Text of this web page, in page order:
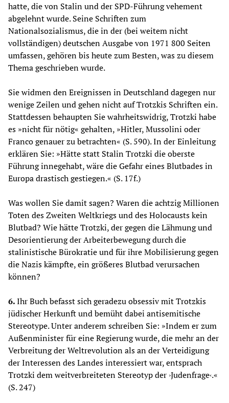
hatte, die von Stalin und der SPD-Führung vehement
abgelehnt wurde. Seine Schriften zum
Nationalsozialismus, die in der (bei weitem nicht
vollständigen) deutschen Ausgabe von 1971 800 Seiten
umfassen, gehören bis heute zum Besten, was zu diesem
Thema geschrieben wurde.
Sie widmen den Ereignissen in Deutschland dagegen nur
wenige Zeilen und gehen nicht auf Trotzkis Schriften ein.
Stattdessen behaupten Sie wahrheitswidrig, Trotzki habe
es »nicht für nötig« gehalten, »Hitler, Mussolini oder
Franco genauer zu betrachten« (S. 590). In der Einleitung
erklären Sie: »Hätte statt Stalin Trotzki die oberste
Führung innegehabt, wäre die Gefahr eines Blutbades in
Europa drastisch gestiegen.« (S. 17f.)
Was wollen Sie damit sagen? Waren die achtzig Millionen
Toten des Zweiten Weltkriegs und des Holocausts kein
Blutbad? Wie hätte Trotzki, der gegen die Lähmung und
Desorientierung der Arbeiterbewegung durch die
stalinistische Bürokratie und für ihre Mobilisierung gegen
die Nazis kämpfte, ein größeres Blutbad verursachen
können?
6.Ihr Buch befasst sich geradezu obsessiv mit Trotzkis
jüdischer Herkunft und bemüht dabei antisemitische
Stereotype. Unter anderem schreiben Sie: »Indem er zum
Außenminister für eine Regierung wurde, die mehr an der
Verbreitung der Weltrevolution als an der Verteidigung
der Interessen des Landes interessiert war, entsprach
Trotzki dem weitverbreiteten Stereotyp der ›Judenfrage‹.«
(S. 247)